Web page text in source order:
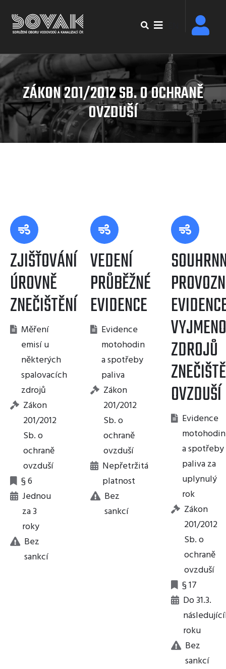
hlavnímu
obsahu
ZÁKON 201/2012 SB. O OCHRANĚ
OVZDUŠÍ
ZJIŠŤOVÁNÍ
ÚROVNĚ
ZNEČIŠTĚNÍ
Měření
emisí u
některých
spalovacích
zdrojů
Zákon
201/2012
Sb. o
ochraně
ovzduší
§ 6
Jednou
za 3
roky
Bez
sankcí
VEDENÍ
PRŮBĚŽNÉ
EVIDENCE
Evidence
motohodin
a spotřeby
paliva
Zákon
201/2012
Sb. o
ochraně
ovzduší
Nepřetržitá
platnost
Bez
sankcí
ZDROJŮ
OVZDUŠÍ
Evidence
motohodin
a spotřeby
paliva za
uplynulý
rok
Zákon
201/2012
Sb. o
ochraně
ovzduší
§ 17
Do 31.3.
roku
Bez
sankcí